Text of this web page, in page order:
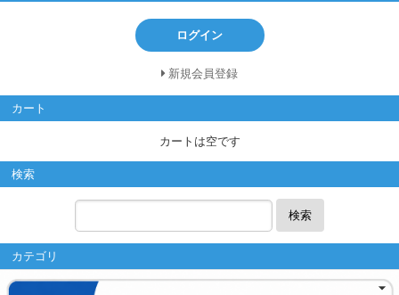
ログイン
新規会員登録
カート
カートは空です
検索
検索
カテゴリ